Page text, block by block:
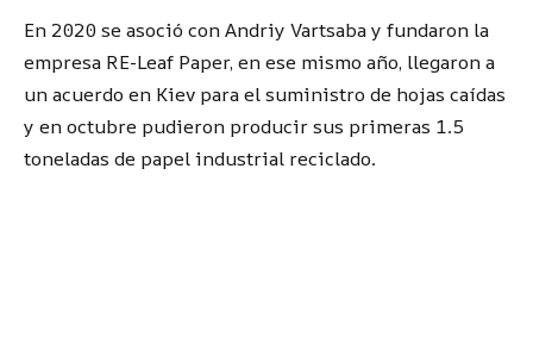
En 2020 se asoció con Andriy Vartsaba y fundaron la
empresa RE-Leaf Paper, en ese mismo año, llegaron a
un acuerdo en Kiev para el suministro de hojas caídas
y en octubre pudieron producir sus primeras 1.5
toneladas de papel industrial reciclado.